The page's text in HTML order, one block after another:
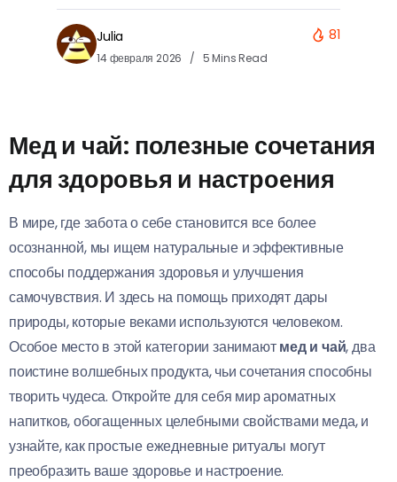
Julia
14 февраля 2026 5 Mins Read
81
Мед и чай: полезные сочетания
для здоровья и настроения
В мире, где забота о себе становится все более
осознанной, мы ищем натуральные и эффективные
способы поддержания здоровья и улучшения
самочувствия. И здесь на помощь приходят дары
природы, которые веками используются человеком.
Особое место в этой категории занимаютмед и чай, два
поистине волшебных продукта, чьи сочетания способны
творить чудеса. Откройте для себя мир ароматных
напитков, обогащенных целебными свойствами меда, и
узнайте, как простые ежедневные ритуалы могут
преобразить ваше здоровье и настроение.